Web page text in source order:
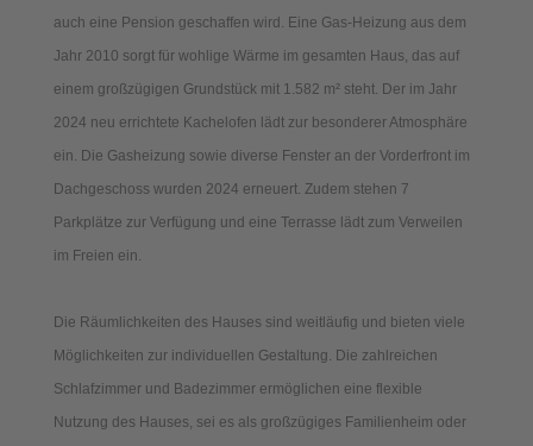
auch eine Pension geschaffen wird. Eine Gas-Heizung aus dem
Jahr 2010 sorgt für wohlige Wärme im gesamten Haus, das auf
einem großzügigen Grundstück mit 1.582 m² steht. Der im Jahr
2024 neu errichtete Kachelofen lädt zur besonderer Atmosphäre
ein. Die Gasheizung sowie diverse Fenster an der Vorderfront im
Dachgeschoss wurden 2024 erneuert. Zudem stehen 7
Parkplätze zur Verfügung und eine Terrasse lädt zum Verweilen
im Freien ein.
Die Räumlichkeiten des Hauses sind weitläufig und bieten viele
Möglichkeiten zur individuellen Gestaltung. Die zahlreichen
Schlafzimmer und Badezimmer ermöglichen eine flexible
Nutzung des Hauses, sei es als großzügiges Familienheim oder